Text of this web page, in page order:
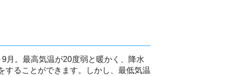
月。最高気温が20度弱と暖かく、降水
することができます。しかし、最低気温